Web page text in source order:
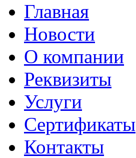
Главная
Новости
О компании
Реквизиты
Услуги
Сертификаты
Контакты